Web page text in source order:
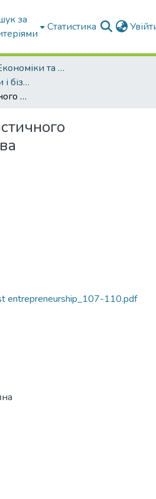
за
Статистика
Факультет Економіки та бізнесу
Кафедра Економіки і бізнесу
Розвиток туристичного підприємництва
entrepreneurship_107-110.pdf